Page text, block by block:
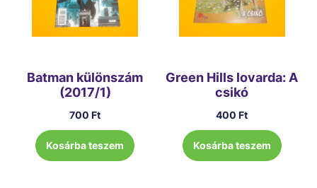
Batman különszám
(2017/1)
700Ft
Kosárba teszem
Green Hills lovarda: A
csikó
400Ft
Kosárba teszem